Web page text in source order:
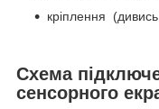
кріплення
Схема
сенсорного